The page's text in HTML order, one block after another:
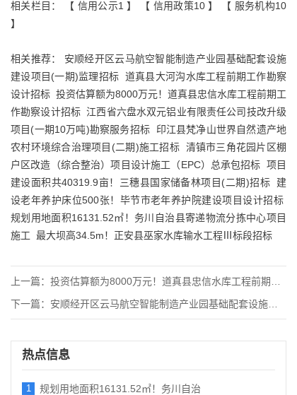
相关栏目： 【 信用公示1】 【 信用政策10】 【 服务机构10
】
相关推荐： 安顺经开区云马航空智能制造产业园基础配套设施
建设项目(一期)监理招标 道真县大河沟水库工程前期工作勘察
设计招标 投资估算额为8000万元！道真县忠信水库工程前期工
作勘察设计招标 江西省六盘水双元铝业有限责任公司技改升级
项目(一期10万吨)勘察服务招标
印江县梵净山世界自然遗产地
农村环境综合治理项目(二期)施工招标 清镇市三角花园片区棚
户区改造（综合整治）项目设计施工（EPC）总承包招标 项目
建设面积共40319.9亩！三穗县国家储备林项目(二期)招标
建
设老年养护床位500张！毕节市老年养护院建设项目设计招标
规划用地面积16131.52㎡！务川自治县寄递物流分拣中心项目
施工 最大坝高34.5m！正安县巫家水库输水工程Ⅲ标段招标
上一篇： 投资估算额为8000万元！道真县忠信水库工程前期工作勘察设计
下一篇： 安顺经开区云马航空智能制造产业园基础配套设施建设项目(一期)
热点信息
1 规划用地面积16131.52㎡！务川自治